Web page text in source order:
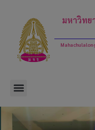
มหาวิทย